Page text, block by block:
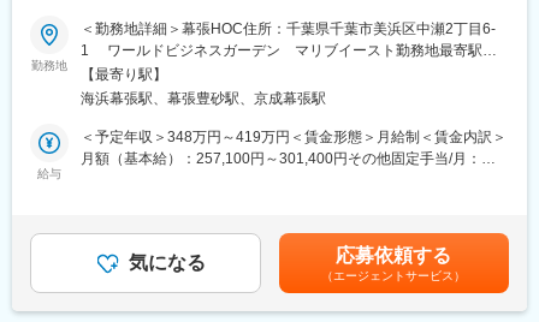
（5）建築企画設計事業
一級建築士事務所としてBIM（Revit）を活用した設計・監理、建
築業許可に基づく事業 など
■組織構成：
配属先は5名の組織となります。少数精鋭チームで、互いに協力し
・新規開拓が中心となる為、自身の営業スキルを存分に発揮し、
事業の成長を肌で感じられるやりがいがあります。
・少数精鋭の環境の為、経営層との距離が近く、ご自身のアイデ
やすい環境】
当社コンタクトセンターおよび事務センターにおける業務フロー
の可視化・標準化を推進し、既存ルールや手順のナレッジ化、運
営全体の最適化をリードいただくポジションです。
ATM監視運用アウトソーシングで全国トップクラスの実績を背景
内各部門・クライアント・外部パートナーと連携し、プロジェク
トリーダーとして改善施策を具現化していく役割です。
勤務地
＜勤務地詳細＞幕張HOC住所：千葉県千葉市美浜区中瀬2丁目6-
1 ワールドビジネスガーデン マリブイースト勤務地最寄駅：
JR京葉線／海浜幕張駅受動喫煙対策：屋内全面禁煙変更の範囲：
会社の定める事業所（リモートワーク含む）
【最寄り駅】
海浜幕張駅、幕張豊砂駅、京成幕張駅
給与
＜予定年収＞348万円～419万円＜賃金形態＞月給制＜賃金内訳＞
月額（基本給）：257,100円～301,400円その他固定手当/月：
128,550～210,980円賃金はあくまでも目安の金額であり、選考を
通じて上下する可能性があります。月給(月額)は固定手当を含めた
表記です。
気になる 応募依頼する
（エージェントサービス）